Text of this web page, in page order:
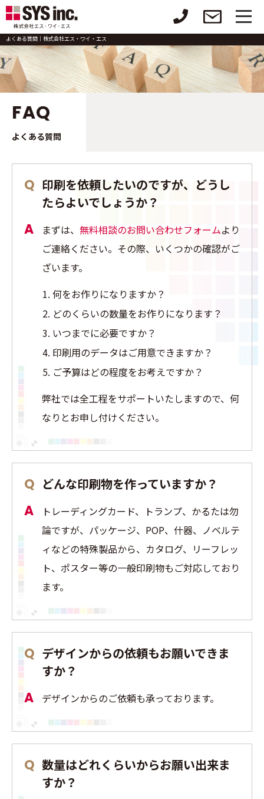
FAQ
よくある質問
よくある質問｜株式会社エス・ワイ・エス
印刷を依頼したいのですが、どうし
たらよいでしょうか？
まずは、 無料相談のお問い合わせフォームより
ご連絡ください。その際、いくつかの確認がご
ざいます。
何をお作りになりますか？
どのくらいの数量をお作りになります？
いつまでに必要ですか？
印刷用のデータはご用意できますか？
ご予算はどの程度をお考えですか？
弊社では全工程をサポートいたしますので、何
なりとお申し付けください。
どんな印刷物を作っていますか？
トレーディングカード、トランプ、かるたは勿
論ですが、パッケージ、POP、什器、ノベルテ
ィなどの特殊製品から、カタログ、リーフレッ
ト、ポスター等の一般印刷物もご対応しており
ます。
デザインからの依頼もお願いできま
すか？
デザインからのご依頼も承っております。
数量はどれくらいからお願い出来ま
すか？